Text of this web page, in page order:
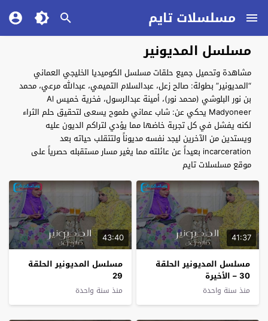
مسلسلات تايم
مسلسل المديونير
مشاهدة وتحميل جميع حلقات مسلسل الكوميديا الخليجي العماني
“المديونير” بطولة: صالح زعل، عبدالسلام التميمي، عبدالله مرعي، محمد
بن نور البلوشي (محمد نور)، أمينة عبدالرسول، فخرية خميس Al
Madyoneer يحكي عن: شاب عماني طموح يسعى لتحقيق حلم الثراء
لكنه يفشل في كل تجربة خاضها مما يؤدي لتراكم الديون عليه
ويستدين من الآخرين ليجد نفسه مديوناً ولتتقلب حياته بعد
incarceration بعيداً عن عائلته مما يغير مسار مستقبله حصرياً على
موقع مسلسلات تايم
41:37
مسلسل المديونير الحلقة
30 – الأخيرة
منذ سنة واحدة
43:40
مسلسل المديونير الحلقة
29
منذ سنة واحدة